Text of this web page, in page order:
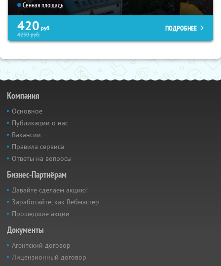
Сенная площадь
420 руб.
4230руб.
ПОДРОБНЕЕ
Компания
Основное
Публикации о нас
Вакансии
Правила сервиса
Ответы на вопросы
Бизнес-Партнёрам
Давайте сделаем акцию!
Заработайте, как Вебмастер
Прошедшие акции
Документы
Агентский договор
Лицензионный договор